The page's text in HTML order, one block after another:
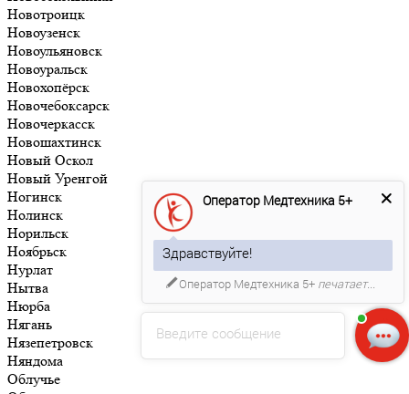
Новотроицк
Новоузенск
Новоульяновск
Новоуральск
Новохопёрск
Новочебоксарск
Новочеркасск
Новошахтинск
Новый Оскол
Новый Уренгой
Ногинск
Нолинск
Норильск
Ноябрьск
Нурлат
Нытва
Нюрба
Нягань
Нязепетровск
Няндома
Облучье
Введите сообщение
Оператор Медтехника 5+
Здравствуйте!
Оператор Медтехника 5+ печатает...